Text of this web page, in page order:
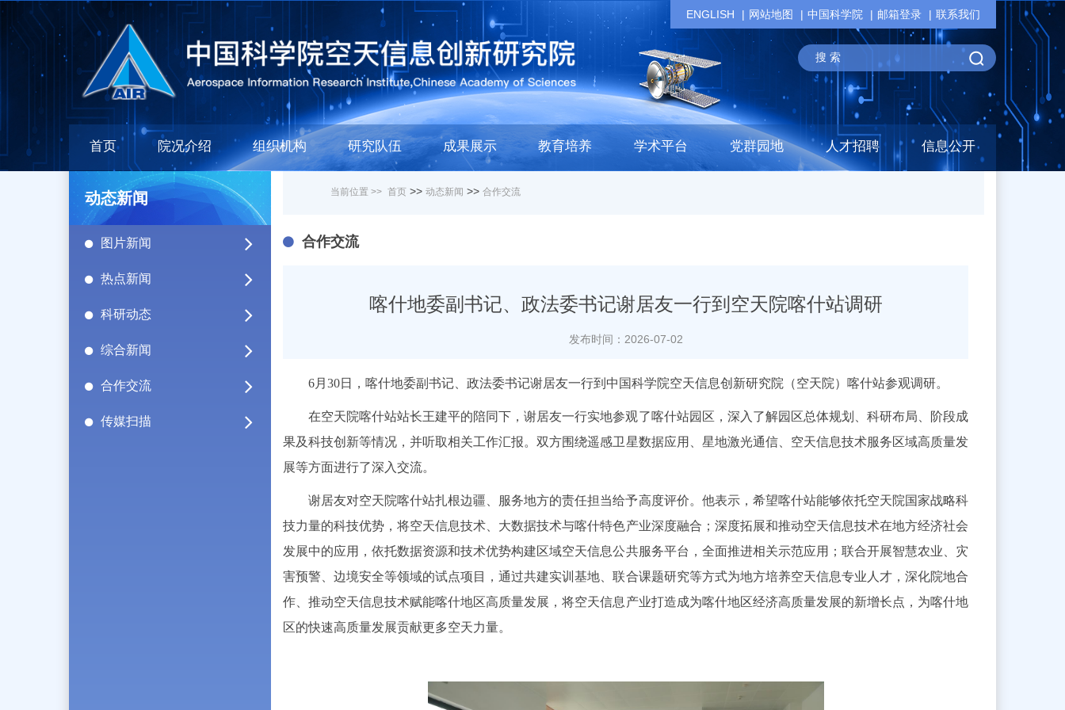
ENGLISH 网站地图 中国科学院 邮箱登录 联系我们
首页 院况介绍 组织机构 研究队伍 成果展示 教育培养 学术平台 党群园地 人才招聘 信息公开
动态新闻
图片新闻
热点新闻
科研动态
综合新闻
合作交流
传媒扫描
当前位置 >> 首页 >> 动态新闻 >> 合作交流
合作交流
喀什地委副书记、政法委书记谢居友一行到空天院喀什站调研
发布时间：2026-07-02
6月30日，喀什地委副书记、政法委书记谢居友一行到中国科学院空天信息创新研究院（空天院）喀什站参观调研。
在空天院喀什站站长王建平的陪同下，谢居友一行实地参观了喀什站园区，深入了解园区总体规划、科研布局、阶段成
果及科技创新等情况，并听取相关工作汇报。双方围绕遥感卫星数据应用、星地激光通信、空天信息技术服务区域高质量发
展等方面进行了深入交流。
谢居友对空天院喀什站扎根边疆、服务地方的责任担当给予高度评价。他表示，希望喀什站能够依托空天院国家战略科
技力量的科技优势，将空天信息技术、大数据技术与喀什特色产业深度融合；深度拓展和推动空天信息技术在地方经济社会
发展中的应用，依托数据资源和技术优势构建区域空天信息公共服务平台，全面推进相关示范应用；联合开展智慧农业、灾
害预警、边境安全等领域的试点项目，通过共建实训基地、联合课题研究等方式为地方培养空天信息专业人才，深化院地合
作、推动空天信息技术赋能喀什地区高质量发展，将空天信息产业打造成为喀什地区经济高质量发展的新增长点，为喀什地
区的快速高质量发展贡献更多空天力量。